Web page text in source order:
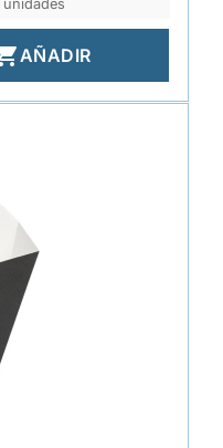
unidades
AÑADIR